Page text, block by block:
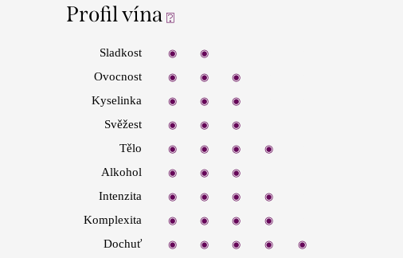
Profil vína ⍰
Sladkost ◉ ◉
Ovocnost ◉ ◉ ◉
Kyselinka ◉ ◉ ◉
Svěžest ◉ ◉ ◉
Tělo ◉ ◉ ◉ ◉
Alkohol ◉ ◉ ◉
Intenzita ◉ ◉ ◉ ◉
Komplexita ◉ ◉ ◉ ◉
Dochuť ◉ ◉ ◉ ◉ ◉